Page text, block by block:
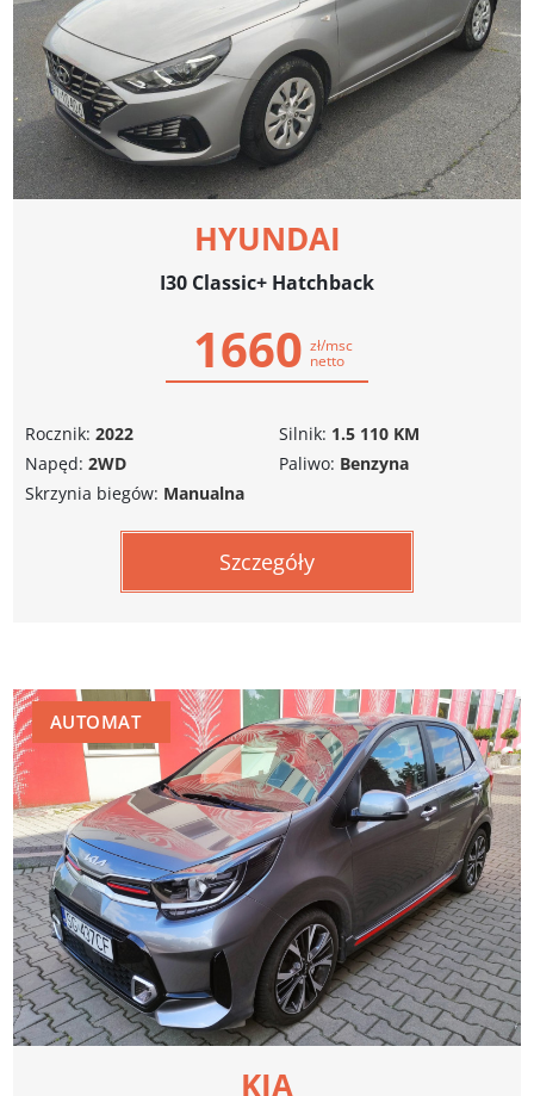
HYUNDAI
I30 Classic+ Hatchback
1660 zł/msc
netto
Rocznik: 2022
Napęd: 2WD
Silnik: 1.5 110 KM
Paliwo: Benzyna
Skrzynia biegów: Manualna
Szczegóły
AUTOMAT
KIA